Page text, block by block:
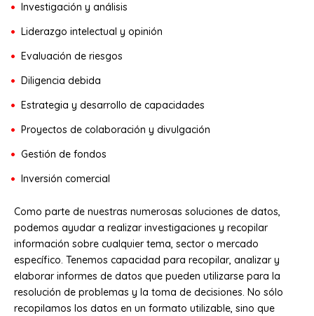
Investigación y análisis
Liderazgo intelectual y opinión
Evaluación de riesgos
Diligencia debida
Estrategia y desarrollo de capacidades
Proyectos de colaboración y divulgación
Gestión de fondos
Inversión comercial
Como parte de nuestras numerosas soluciones de datos,
podemos ayudar a realizar investigaciones y recopilar
información sobre cualquier tema, sector o mercado
específico. Tenemos capacidad para recopilar, analizar y
elaborar informes de datos que pueden utilizarse para la
resolución de problemas y la toma de decisiones. No sólo
recopilamos los datos en un formato utilizable, sino que